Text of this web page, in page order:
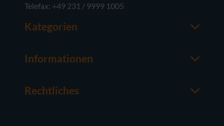
Telefax: +49 231 / 9999 1005
Kategorien
M365
Hardware
Informationen
Über usedSoft
Rechtliches